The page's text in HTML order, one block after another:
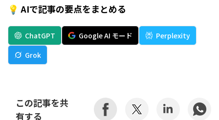
💡 AIで記事の要点をまとめる
ChatGPT Google AI モード
Perplexity
Grok
この記事を共
有する